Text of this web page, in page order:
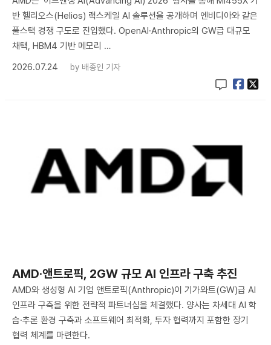
반 헬리오스(Helios) 랙스케일 AI 솔루션을 공개하며 엔비디아와 같은
풀스택 경쟁 구도로 진입했다. OpenAI·Anthropic의 GW급 대규모
채택, HBM4 기반 메모리 …
2026.07.24
by 배종인 기자
AMD·앤트로픽, 2GW 규모 AI 인프라 구축 추진
AMD와 생성형 AI 기업 앤트로픽(Anthropic)이 기가와트(GW)급 AI
인프라 구축을 위한 전략적 파트너십을 체결했다. 양사는 차세대 AI 학
습·추론 환경 구축과 소프트웨어 최적화, 투자 협력까지 포함한 장기
협력 체계를 마련한다.